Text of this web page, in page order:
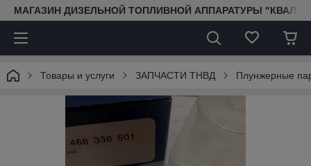
МАГАЗИН ДИЗЕЛЬНОЙ ТОПЛИВНОЙ АППАРАТУРЫ
Товары и услуги ЗАПЧАСТИ ТНВД Плунжерные